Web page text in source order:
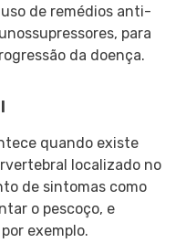
de remédios anti-
para
da doença.
quando existe
localizado no
de sintomas como
o pescoço, e
exemplo.